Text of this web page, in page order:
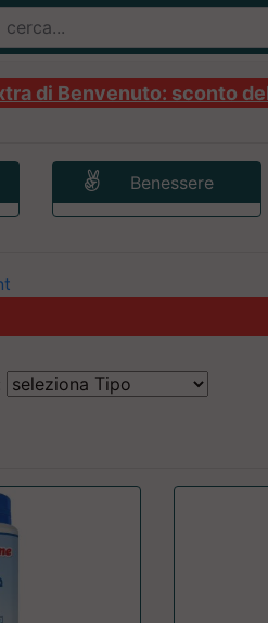
di Benvenuto: sconto
Benessere